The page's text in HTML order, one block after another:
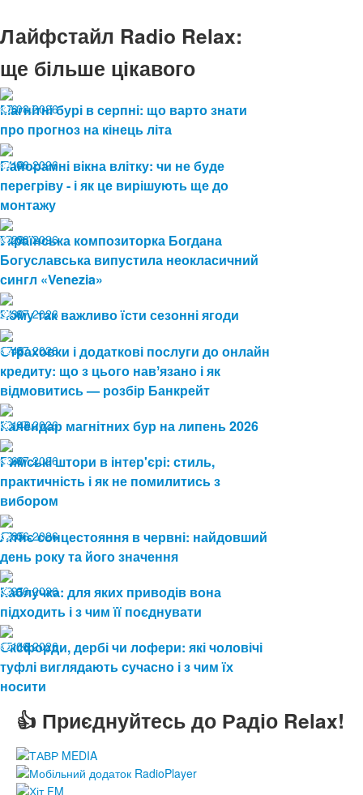
Лайфстайл Radio Relax:
ще більше цікавого
07.08.2026
6
Магнітні бурі в серпні: що варто знати
про прогноз на кінець літа
04.08.2026
13
Панорамні вікна влітку: чи не буде
перегріву - і як це вирішують ще до
монтажу
03.08.2026
29
Українська композиторка Богдана
Богуславська випустила неокласичний
сингл «Venezia»
24.07.2026
30
Чому так важливо їсти сезонні ягоди
17.07.2026
48
Страховки і додаткові послуги до онлайн
кредиту: що з цього навʼязано і як
відмовитись — розбір Банкрейт
13.07.2026
149
Календар магнітних бур на липень 2026
08.07.2026
60
Римські штори в інтер'єрі: стиль,
практичність і як не помилитись з
вибором
19.06.2026
85
Літнє сонцестояння в червні: найдовший
день року та його значення
19.06.2026
91
Каблучка: для яких приводів вона
підходить і з чим її поєднувати
15.06.2026
116
Оксфорди, дербі чи лофери: які чоловічі
туфлі виглядають сучасно і з чим їх
носити
👍 Приєднуйтесь до Радіо Relax!